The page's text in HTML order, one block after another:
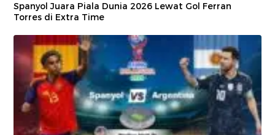
Spanyol Juara Piala Dunia 2026 Lewat Gol Ferran
Torres di Extra Time